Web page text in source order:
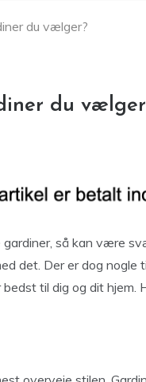
du vælger?
du
gardiner, så kan være
det. Der er dog nogle
til dig og dit hjem.